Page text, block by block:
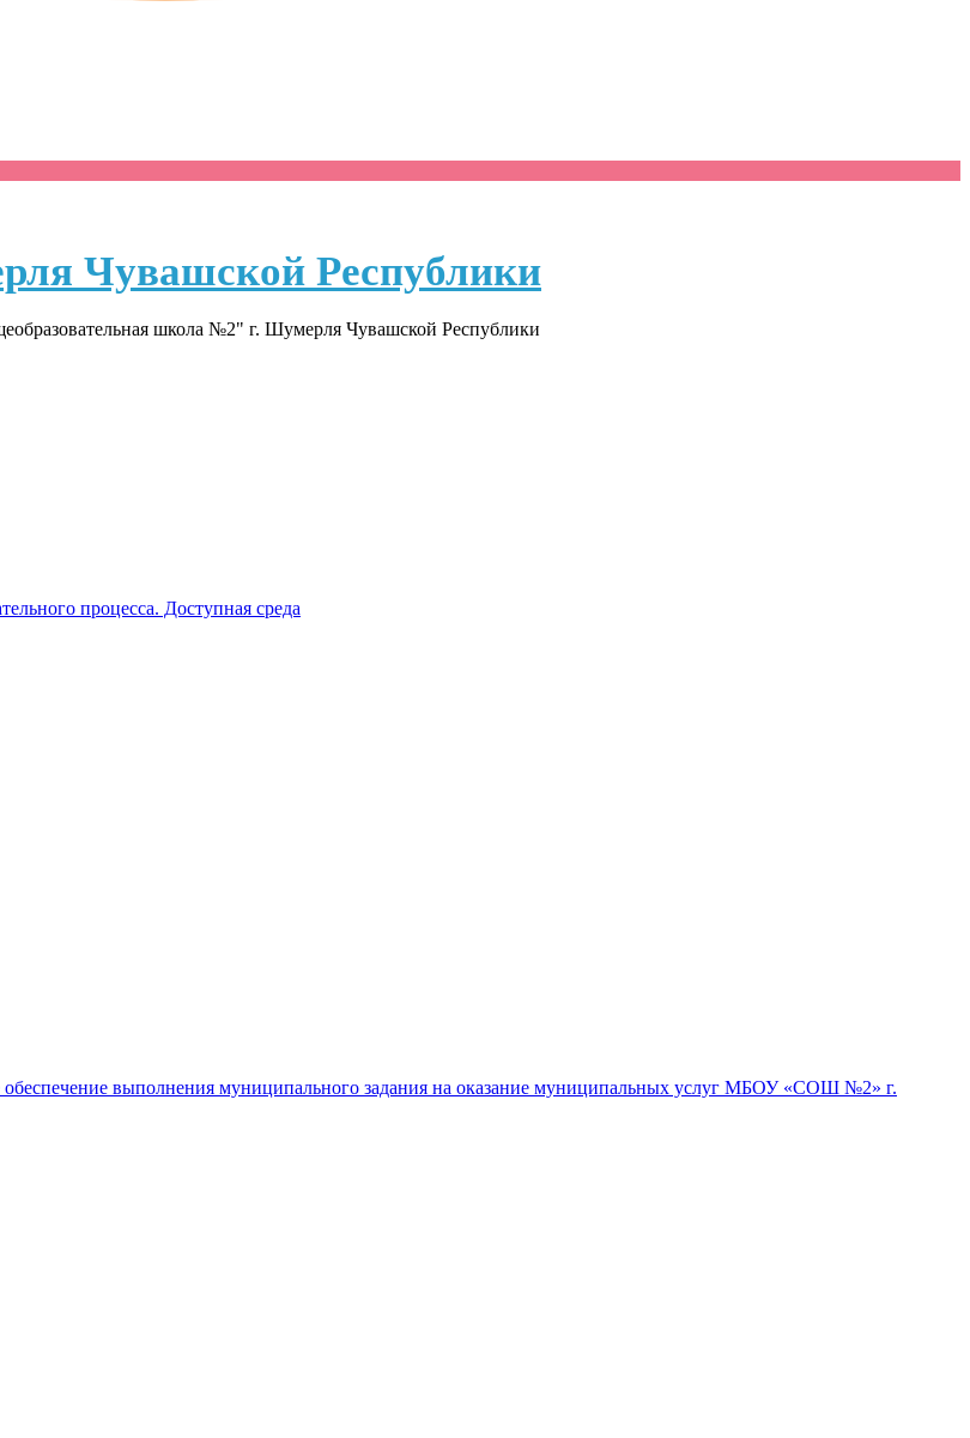
Чувашской Республики
школа №2" г. Шумерля Чувашской Республики
процесса. Доступная среда
обеспечение выполнения муниципального задания на оказание муниципальных услуг МБОУ «СОШ №2» г.